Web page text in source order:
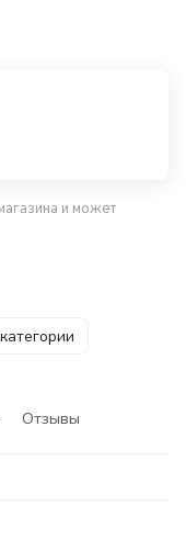
и может
Отзывы